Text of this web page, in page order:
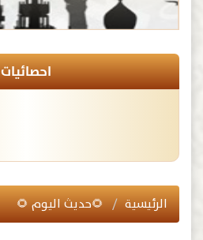
احصائيات
الرئيسية 🌻حديث اليوم 🌻